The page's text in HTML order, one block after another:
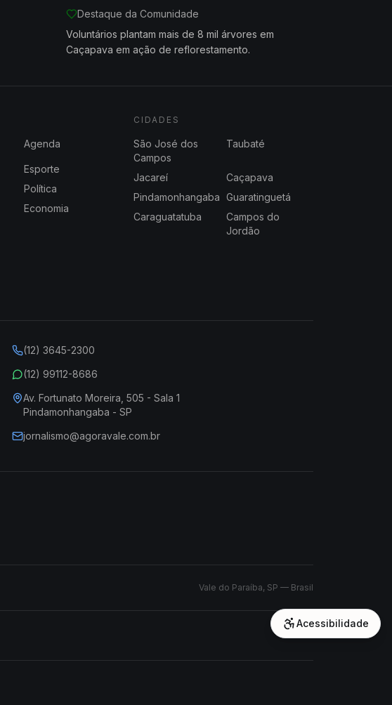
Destaque da Comunidade
Voluntários plantam mais de 8 mil árvores em
Caçapava em ação de reflorestamento.
Agenda
Esporte
Política
Economia
CIDADES
São José dos
Campos
Taubaté
Jacareí
Caçapava
Pindamonhangaba Guaratinguetá
Caraguatatuba
Campos do
Jordão
(12) 3645-2300
(12) 99112-8686
Av. Fortunato Moreira, 505 - Sala 1
Pindamonhangaba - SP
jornalismo@agoravale.com.br
Vale do Paraíba, SP — Brasil
Acessibilidade